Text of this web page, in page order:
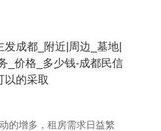
成都_附近|周边_墓地|
_价格_多少钱-成都民信
以的采取
的增多，租房需求日益繁